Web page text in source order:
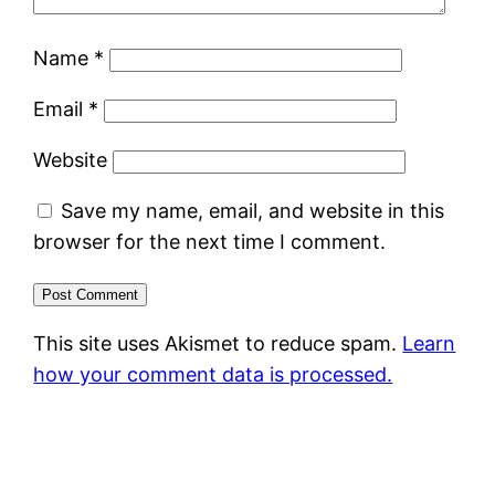
Name *
Email *
Website
Save my name, email, and website in this
browser for the next time I comment.
This site uses Akismet to reduce spam. Learn
how your comment data is processed.